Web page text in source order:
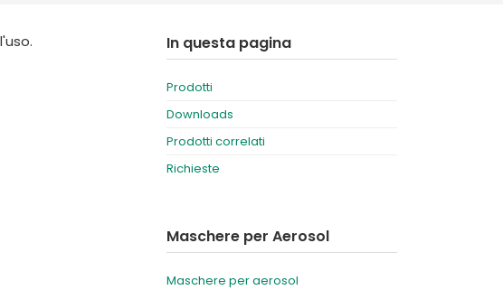
France
International English
In questa pagina
Prodotti
Downloads
Prodotti correlati
Richieste
Maschere per Aerosol
Maschere per aerosol